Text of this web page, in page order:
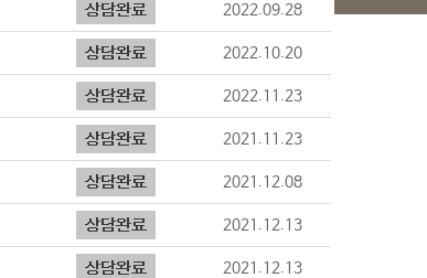
2022.09.28
2022.10.20
2022.11.23
2021.11.23
2021.12.08
2021.12.13
2021.12.13